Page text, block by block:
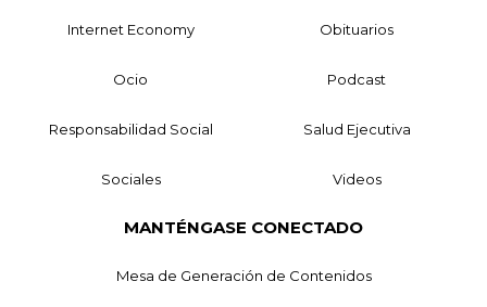
Internet Economy Obituarios
Ocio Podcast
Responsabilidad Social Salud Ejecutiva
Sociales Videos
MANTÉNGASE CONECTADO
Mesa de Generación de Contenidos